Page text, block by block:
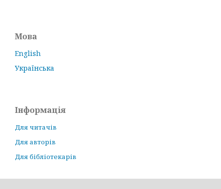
Мова
English
Українська
Інформація
Для читачів
Для авторів
Для бібліотекарів